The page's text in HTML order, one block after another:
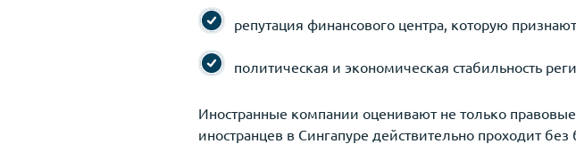
репутация финансового центра, которую
политическая и экономическая стабильность
Иностранные компании оценивают не только
иностранцев в Сингапуре действительно проходит